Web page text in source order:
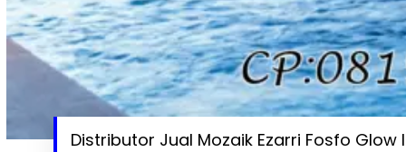
Distributor Jual Mozaik Ezarri Fosfo